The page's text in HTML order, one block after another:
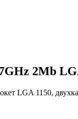
2Mb
LGA 1150,